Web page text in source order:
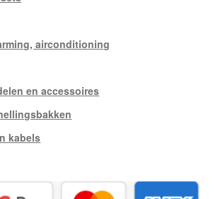
airconditioning
en accessoires
kabels